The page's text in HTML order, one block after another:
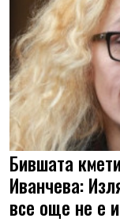
Бившата
Иванчева:
все още не е